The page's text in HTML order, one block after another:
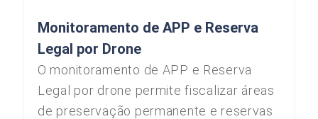
Monitoramento de APP e Reserva
Legal por Drone
O monitoramento de APP e Reserva
Legal por drone permite fiscalizar áreas
de preservação permanente e reservas